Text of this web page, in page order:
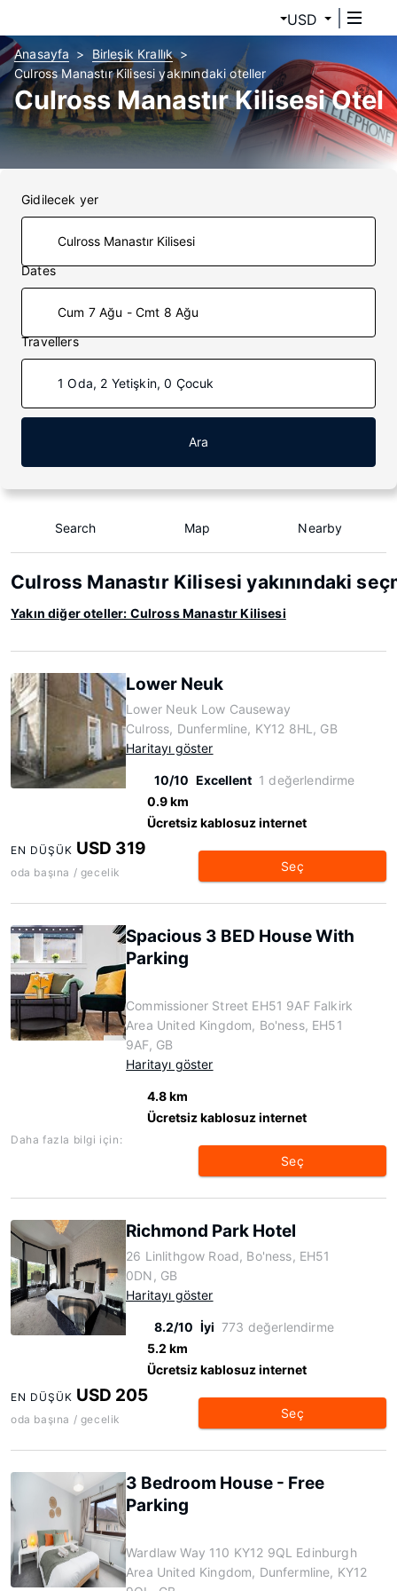
USD
Anasayfa
Birleşik Krallık
Culross Manastır Kilisesi yakınındaki oteller
Culross Manastır Kilisesi Otel
Gidilecek yer
Dates
Cum 7 Ağu - Cmt 8 Ağu
Travellers
1 Oda, 2 Yetişkin, 0 Çocuk
Ara
Search Map Nearby
Culross Manastır Kilisesi yakınındaki
Yakın diğer oteller: Culross Manastır Kilisesi
Lower Neuk
Lower Neuk Low Causeway
Culross, Dunfermline, KY12 8HL, GB
Haritayı göster
10/10 Excellent 1 değerlendirme
0.9 km
Ücretsiz kablosuz internet
EN DÜŞÜK USD 319
oda başına / gecelik Seç
Spacious 3 BED House With
Parking
Commissioner Street EH51 9AF Falkirk
Area United Kingdom, Bo'ness, EH51
9AF, GB
Haritayı göster
4.8 km
Ücretsiz kablosuz internet
Daha fazla bilgi için:
Seç
Richmond Park Hotel
26 Linlithgow Road, Bo'ness, EH51
0DN, GB
Haritayı göster
8.2/10 İyi 773 değerlendirme
5.2 km
Ücretsiz kablosuz internet
EN DÜŞÜK USD 205
oda başına / gecelik Seç
3 Bedroom House - Free
Parking
Wardlaw Way 110 KY12 9QL Edinburgh
Area United Kingdom, Dunfermline, KY12